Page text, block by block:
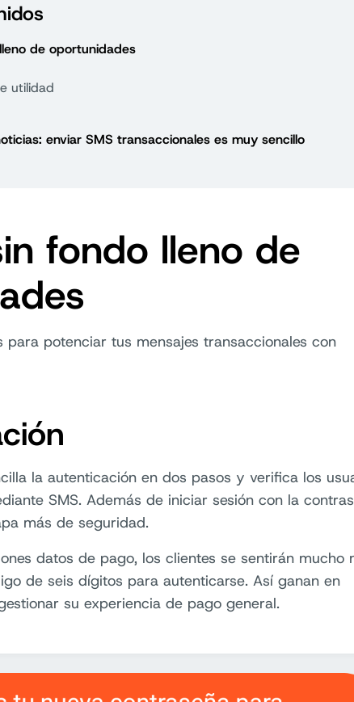
de oportunidades
utilidad
enviar SMS transaccionales es muy sencillo
fondo lleno de
para potenciar tus mensajes transaccionales con
la autenticación en dos pasos y verifica los
SMS. Además de iniciar sesión con la
más de seguridad.
datos de pago, los clientes se sentirán mucho
de seis dígitos para autenticarse. Así ganan en
su experiencia de pago general.